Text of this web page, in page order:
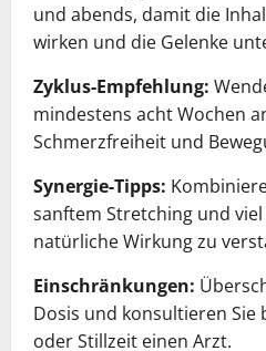
und abends, damit die
wirken und die Gelenke
Zyklus-Empfehlung:
mindestens acht Wochen
Schmerzfreiheit und
Synergie-Tipps:
sanftem Stretching und
natürliche Wirkung zu
Einschränkungen:
Dosis und konsultieren Sie
oder Stillzeit einen Arzt.